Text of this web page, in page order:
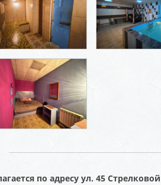
по адресу ул. 45